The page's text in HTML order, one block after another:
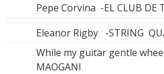
Pepe Corvina -EL CLUB DE
Eleanor Rigby -STRING
While my guitar gentle
MAOGANI